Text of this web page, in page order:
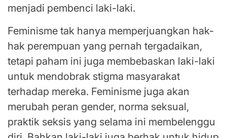
menjadi pembenci laki-laki.
Feminisme tak hanya memperjuangkan hak-
hak perempuan yang pernah tergadaikan,
tetapi paham ini juga membebaskan laki-laki
untuk mendobrak stigma masyarakat
terhadap mereka. Feminisme juga akan
merubah peran gender, norma seksual,
praktik seksis yang selama ini membelenggu